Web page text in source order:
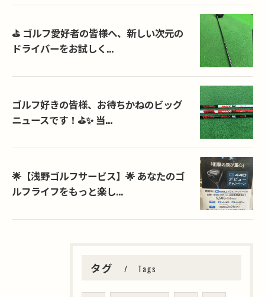
⛳️ ゴルフ愛好者の皆様へ、新しい次元の
ドライバーをお試しく...
ゴルフ好きの皆様、お待ちかねのビッグ
ニュースです！⛳️✨ 当...
🌟【浅野ゴルフサービス】🌟 あなたのゴ
ルフライフをもっと楽し...
タグ Tags